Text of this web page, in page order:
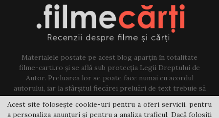
Materialele postate pe acest blog aparțin în totalitate
filme-carti.ro și se află sub protecția Legii Dreptului de
Autor. Preluarea lor se poate face numai cu acordul
autorului, iar la sfârșitul fiecărei preluări de text trebuie să
existe un link către acest blog.
Contact us:jovi@filme-carti.ro
Acest site folosește cookie-uri pentru a oferi servicii, pentru
a personaliza anunțuri și pentru a analiza traficul. Dacă folosiți